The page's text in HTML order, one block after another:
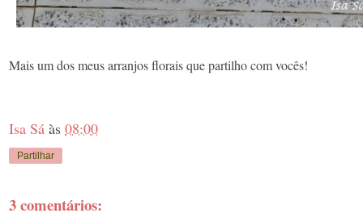
Mais um dos meus arranjos florais que partilho com vocês!
Isa Sá às 08:00
Partilhar
3 comentários: